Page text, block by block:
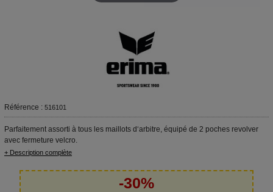
Référence : 516101
Parfaitement assorti à tous les maillots d‘arbitre, équipé de 2 poches revolver
avec fermeture velcro.
+ Description complète
-30%